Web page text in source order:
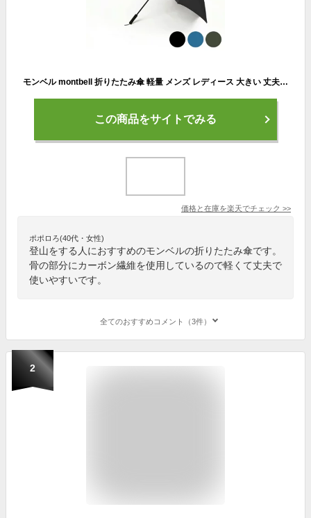
モンベル montbell 折りたたみ傘 軽量 メンズ レディース 大きい 丈夫 コンパクト カーボン 軽量 耐風 雨傘 8本 持ち運び トレッキングアンブレラ 雨晴兼用 ブランド 1128702 撥水 おしゃれ かわいい ギフト プレゼント 富士山 風に強い
この商品をサイトでみる
価格と在庫を楽天でチェック >>
ポポロろ(40代・女性)
登山をする人におすすめのモンベルの折りたたみ傘です。
骨の部分にカーボン繊維を使用しているので軽くて丈夫で
使いやすいです。
全てのおすすめコメント（3件）
2